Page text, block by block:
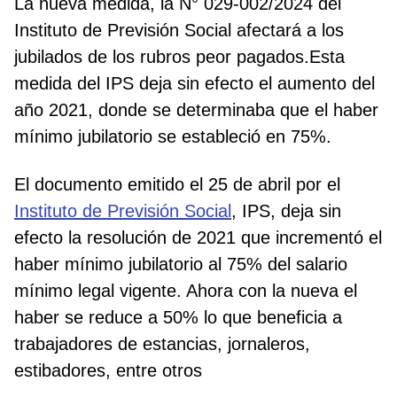
Instituto de Previsión Social afectará a los
jubilados de los rubros peor pagados.Esta
medida del IPS deja sin efecto el aumento del
año 2021, donde se determinaba que el haber
mínimo jubilatorio se estableció en 75%.
El documento emitido el 25 de abril por el
Instituto de Previsión Social , IPS, deja sin
efecto la resolución de 2021 que incrementó el
haber mínimo jubilatorio al 75% del salario
mínimo legal vigente. Ahora con la nueva el
haber se reduce a 50% lo que beneficia a
trabajadores de estancias, jornaleros,
estibadores, entre otros